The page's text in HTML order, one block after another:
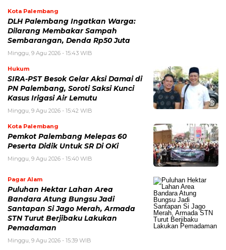
Kota Palembang
DLH Palembang Ingatkan Warga:
Dilarang Membakar Sampah
Sembarangan, Denda Rp50 Juta
Minggu, 9 Agu 2026 - 15:43 WIB
Hukum
SIRA-PST Besok Gelar Aksi Damai di
PN Palembang, Soroti Saksi Kunci
Kasus Irigasi Air Lemutu
Minggu, 9 Agu 2026 - 15:42 WIB
Kota Palembang
Pemkot Palembang Melepas 60
Peserta Didik Untuk SR Di OKi
Minggu, 9 Agu 2026 - 15:40 WIB
Pagar Alam
Puluhan Hektar Lahan Area
Bandara Atung Bungsu Jadi
Santapan Si Jago Merah, Armada
STN Turut Berjibaku Lakukan
Pemadaman
Minggu, 9 Agu 2026 - 15:39 WIB